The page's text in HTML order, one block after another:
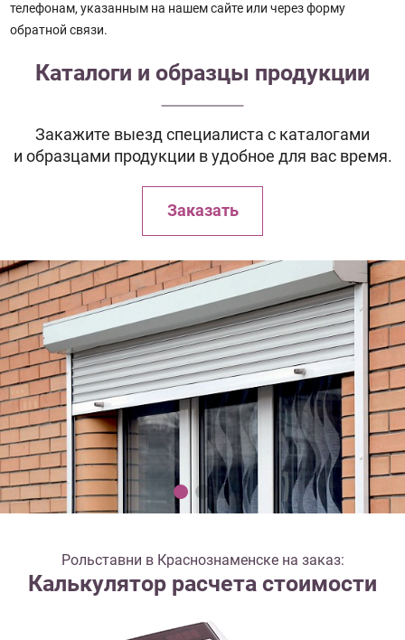
телефонам, указанным на нашем сайте или через форму
обратной связи.
Каталоги и образцы продукции
Закажите выезд специалиста с каталогами
и образцами продукции в удобное для вас время.
Заказать
Рольставни в Краснознаменске на заказ:
Калькулятор расчета стоимости